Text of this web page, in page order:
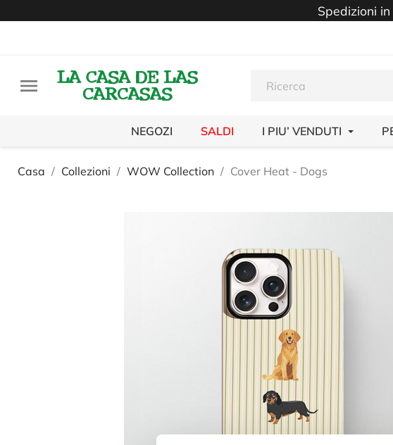
Spedizioni

NEGOZI SALDI I PIU’ VENDUTI
Casa Collezioni WOW Collection Cover Heat - Dogs